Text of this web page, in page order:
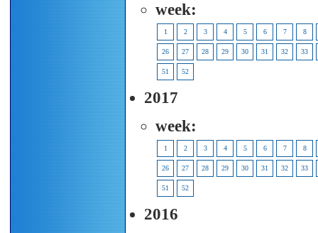
week:
1 2 3 4 5 6 7 8
26 27 28 29 30 31 32 33
51 52
2017
week:
1 2 3 4 5 6 7 8
26 27 28 29 30 31 32 33
51 52
2016